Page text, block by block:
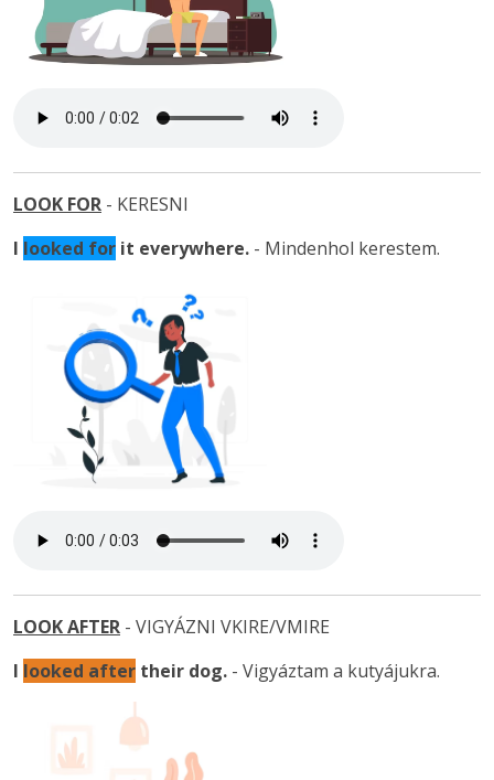
LOOK FOR - KERESNI
I looked for it everywhere. - Mindenhol kerestem.
LOOK AFTER - VIGYÁZNI VKIRE/VMIRE
I looked after their dog. - Vigyáztam a kutyájukra.